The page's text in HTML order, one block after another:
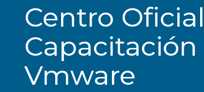
Centro
Capacitación
Vmware